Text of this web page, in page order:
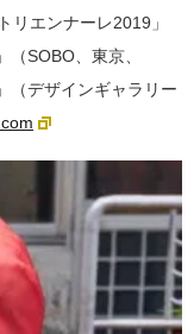
リエンナーレ2019」
（SOBO、東京、
（デザインギャラリー